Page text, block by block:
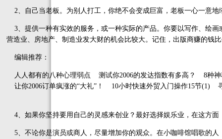
2、自己当老板。为别人打工，你绝不会变成巨富，老板一心一意
3、提供一种有实效的服务，或一种实际的产品。你要以写作、绘
营造业、房地产、制造业发大财的机会比较大。记住，出版商赚的钱
编辑推荐：
人人都有的八种心理弱点 测试你2006的发达指数有多高？ 8种神
让你2006订单疯涨的“大礼”！ 10小时快速外贸入门操作15节(1)
4、如果你坚持要用自己的灵感来创业？最好选择娱乐业，在这方
5、不论你是演员或商人，尽量增加你的观众。在小咖啡馆唱歌的